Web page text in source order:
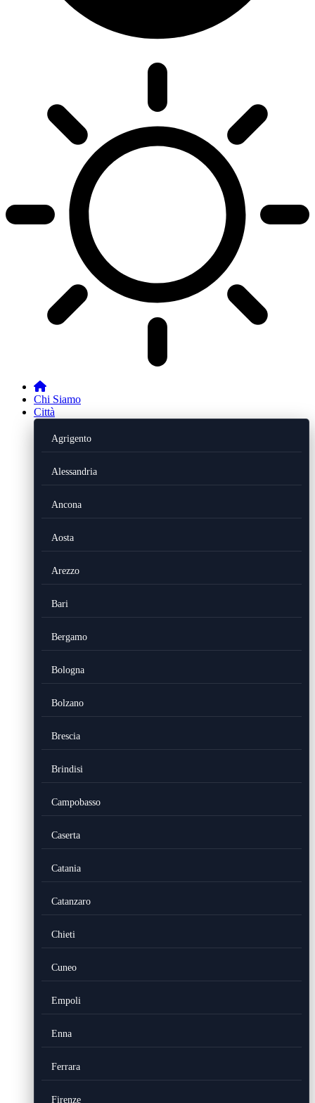
Chi Siamo
Città
Agrigento
Alessandria
Ancona
Aosta
Arezzo
Bari
Bergamo
Bologna
Bolzano
Brescia
Brindisi
Campobasso
Caserta
Catania
Catanzaro
Chieti
Cuneo
Empoli
Enna
Ferrara
Firenze